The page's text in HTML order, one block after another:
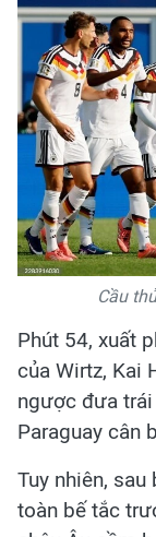
Cầu
Phút 54, xuất
của Wirtz, Kai
ngược đưa
Paraguay cân
Tuy nhiên,
toàn bế tắc